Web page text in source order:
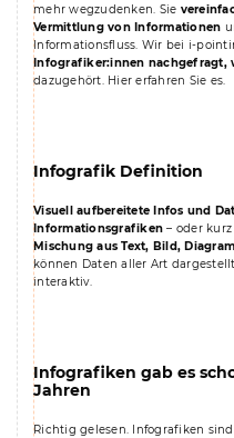
mehr wegzudenken. Sie
Vermittlung von Informationen
Informationsfluss. Wir bei i-
Infografiker:innen nachgefragt,
dazugehört. Hier erfahren Sie es.
Infografik Definition
Visuell aufbereitete Infos und
Informationsgrafiken – oder
Mischung aus Text, Bild,
können Daten aller Art
interaktiv.
Infografiken gab es
Jahren
Richtig gelesen. Infografiken